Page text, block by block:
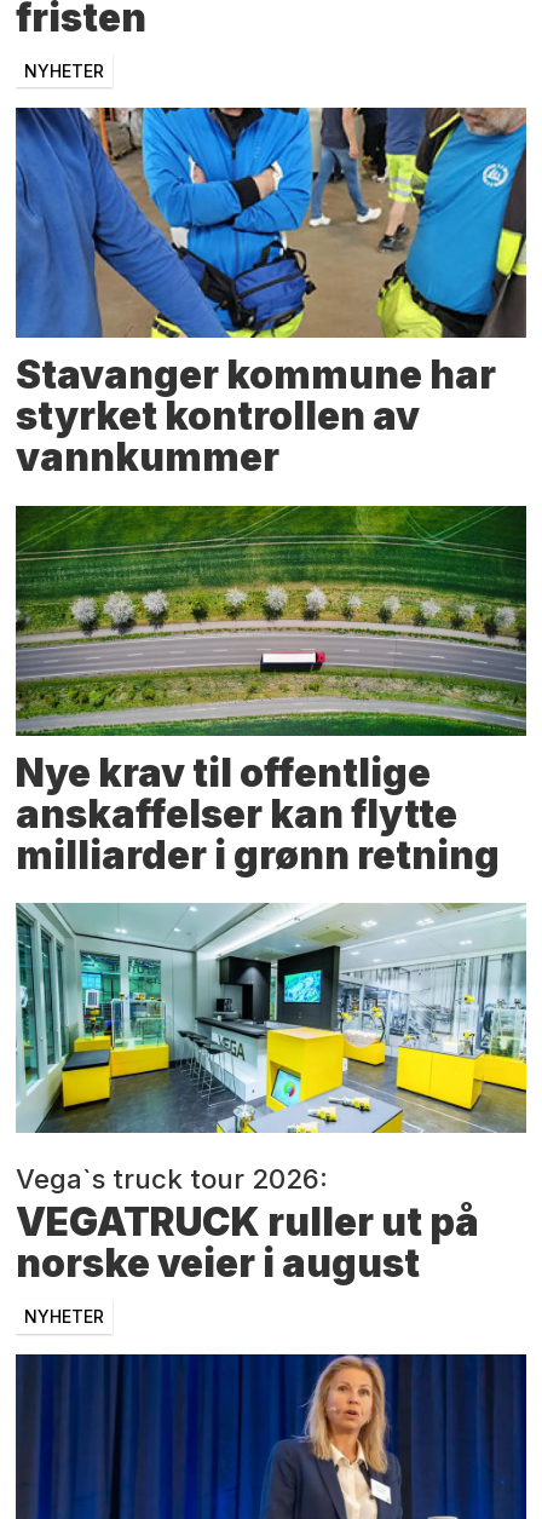
fristen
NYHETER
Stavanger kommune har
styrket kontrollen av
vannkummer
Nye krav til offentlige
anskaffelser kan flytte
milliarder i grønn retning
Vega`s truck tour 2026:
VEGATRUCK ruller ut på
norske veier i august
NYHETER